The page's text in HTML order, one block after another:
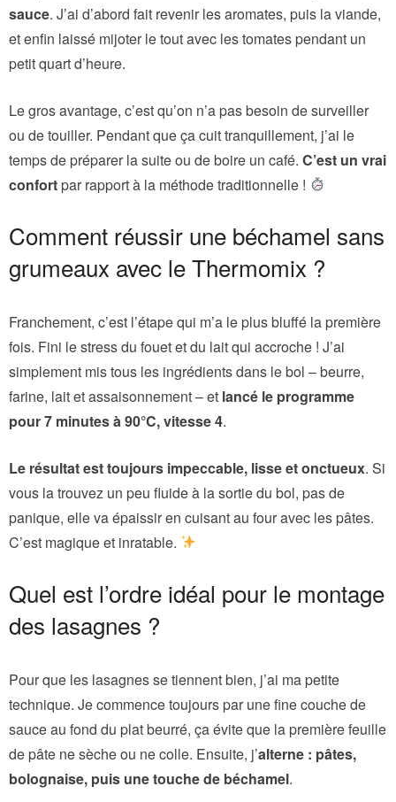
sauce. J’ai d’abord fait revenir les aromates, puis la viande,
et enfin laissé mijoter le tout avec les tomates pendant un
petit quart d’heure.
Le gros avantage, c’est qu’on n’a pas besoin de surveiller
ou de touiller. Pendant que ça cuit tranquillement, j’ai le
temps de préparer la suite ou de boire un café. C’est un vrai
confort par rapport à la méthode traditionnelle !
Comment réussir une béchamel sans
grumeaux avec le Thermomix ?
Franchement, c’est l’étape qui m’a le plus bluffé la première
fois. Fini le stress du fouet et du lait qui accroche ! J’ai
simplement mis tous les ingrédients dans le bol – beurre,
farine, lait et assaisonnement – et lancé le programme
pour 7 minutes à 90°C, vitesse 4.
Le résultat est toujours impeccable, lisse et onctueux. Si
vous la trouvez un peu fluide à la sortie du bol, pas de
panique, elle va épaissir en cuisant au four avec les pâtes.
C’est magique et inratable.
Quel est l’ordre idéal pour le montage
des lasagnes ?
Pour que les lasagnes se tiennent bien, j’ai ma petite
technique. Je commence toujours par une fine couche de
sauce au fond du plat beurré, ça évite que la première feuille
de pâte ne sèche ou ne colle. Ensuite, j’alterne : pâtes,
bolognaise, puis une touche de béchamel.